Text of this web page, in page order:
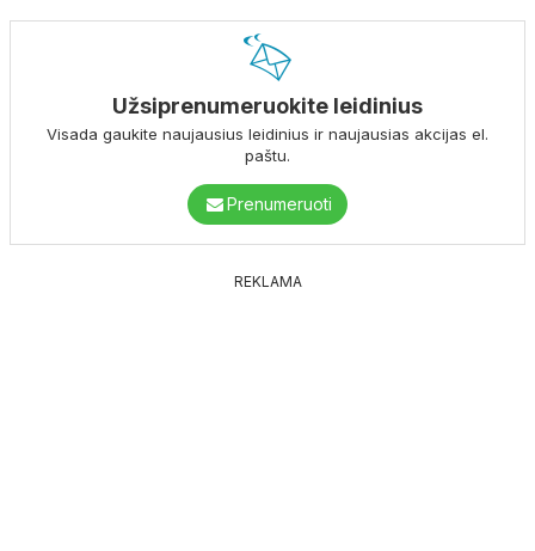
Užsiprenumeruokite leidinius
Visada gaukite naujausius leidinius ir naujausias akcijas el.
paštu.
Prenumeruoti
REKLAMA